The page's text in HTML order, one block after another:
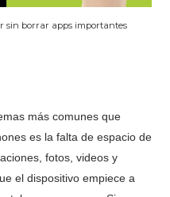
sin borrar apps importantes
más comunes que
es la falta de espacio de
fotos, videos y
el dispositivo empiece a